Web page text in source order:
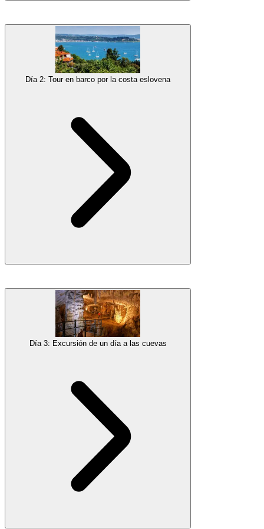
Comienza tus vacaciones en la costa eslovena. Instálate con tu
familia en la ciudad más popular de la Riviera eslovena,
con numerosas tiendas, restaurantes y opciones de actividades.
Después del registro, dirígete a la cercana
más pintoresca en una pequeña península y descubre todas sus
ritmo de vida mediterráneo.
Estancia nocturna en Portorož
Día 2: Tour en barco por la costa eslovena
Disfruta de unviaje en barco panorámico de 4 horas
la costa, saliendo de Portorož por la mañana. El viaje hace una
en Izoladurante un par de horas, otra hermosa ciudad
costera para explorar, probar comida local o relajarte en la playa.
¡Un día perfecto para que toda la familia disfrute del mar y de
hermosas vistas!
Día 3: Excursión de un día a las cuevas